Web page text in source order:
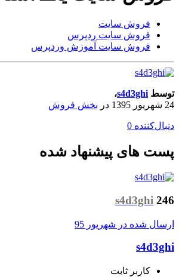
فروش سایت
فروش سایت ردپرس
فروش سایت آموزش وردپرس
توسطs4d3ghi،
24 شهریور 1395
در بخش فروش
دنبال‌کننده 0
پست های پیشنهاد شده
s4d3ghi 246
ارسال شده در شهریور 95
s4d3ghi
کاربر ثابت